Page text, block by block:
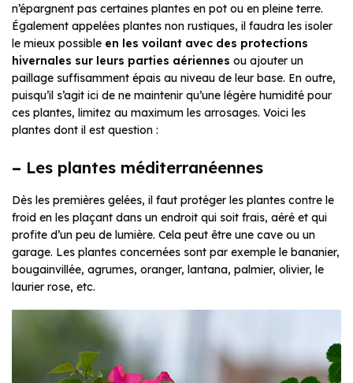
n’épargnent pas certaines plantes en pot ou en pleine terre.
Également appelées plantes non rustiques, il faudra les isoler
le mieux possible en les voilant avec des protections
hivernales sur leurs parties aériennes ou ajouter un
paillage suffisamment épais au niveau de leur base. En outre,
puisqu’il s’agit ici de ne maintenir qu’une légère humidité pour
ces plantes, limitez au maximum les arrosages. Voici les
plantes dont il est question :
– Les plantes méditerranéennes
Dès les premières gelées, il faut protéger les plantes contre le
froid en les plaçant dans un endroit qui soit frais, aéré et qui
profite d’un peu de lumière. Cela peut être une cave ou un
garage. Les plantes concernées sont par exemple le bananier,
bougainvillée, agrumes, oranger, lantana, palmier, olivier, le
laurier rose, etc.